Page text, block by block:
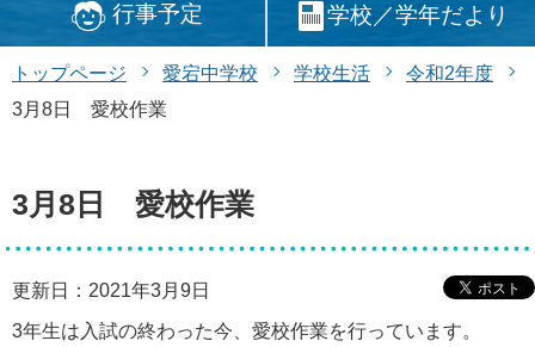
行事予定 学校／学年だより
トップページ 愛宕中学校 学校生活
令和2年度
3月8日 愛校作業
3月8日 愛校作業
更新日：2021年3月9日
3年生は入試の終わった今、愛校作業を行っています。